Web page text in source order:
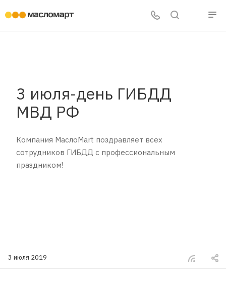
3 июля-день ГИБДД
МВД РФ
Компания МаслоMart поздравляет всех
сотрудников ГИБДД с профессиональным
праздником!
3 июля 2019